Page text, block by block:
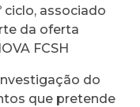
ciclo, associado
da oferta
FCSH
do
que pretende